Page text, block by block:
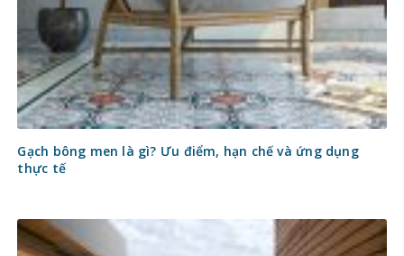
Gạch bông men là gì? Ưu điểm, hạn chế và ứng dụng
thực tế